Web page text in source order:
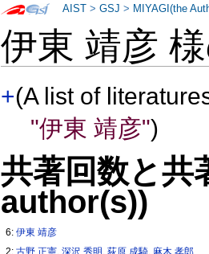
伊東 靖彦
+(A list of
"伊東 靖彦")
共著回数と
author(s))
6:伊東 靖彦
AIST >GSJ > MIYAGI(the